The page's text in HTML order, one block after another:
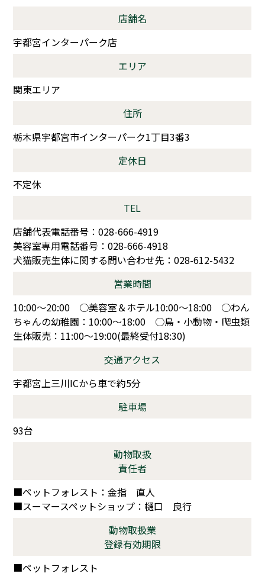
店舗名
宇都宮インターパーク店
エリア
関東エリア
住所
栃木県宇都宮市インターパーク1丁目3番3
定休日
不定休
TEL
店舗代表電話番号：028-666-4919
美容室専用電話番号：028-666-4918
犬猫販売生体に関する問い合わせ先：028-612-5432
営業時間
10:00～20:00 ○美容室＆ホテル10:00～18:00 ○わん
ちゃんの幼稚園：10:00～18:00 ○鳥・小動物・爬虫類
生体販売：11:00～19:00(最終受付18:30)
交通アクセス
宇都宮上三川ICから車で約5分
駐車場
93台
動物取扱
責任者
■ペットフォレスト：金指 直人
■スーマースペットショップ：樋口 良行
動物取扱業
登録有効期限
■ペットフォレスト